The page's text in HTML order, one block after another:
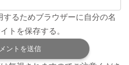
するためブラウザーに自分の名
トを保存する。